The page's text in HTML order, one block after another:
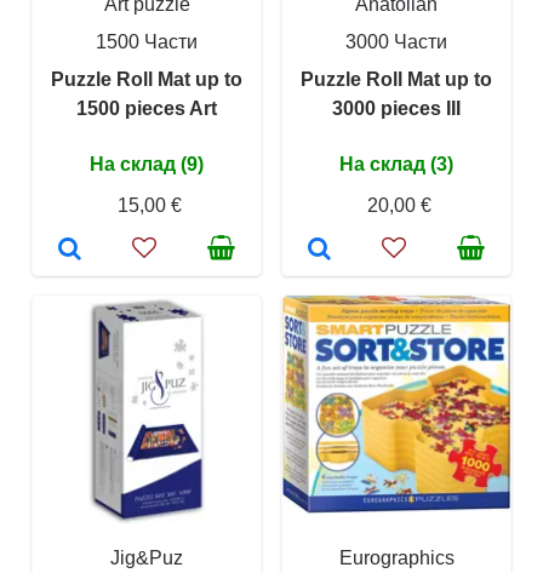
Art puzzle
1500 Части
Puzzle Roll Mat up to
1500 pieces Art
На склад (9)
15,00 €
Anatolian
3000 Части
Puzzle Roll Mat up to
3000 pieces III
На склад (3)
20,00 €
Jig&Puz
Eurographics